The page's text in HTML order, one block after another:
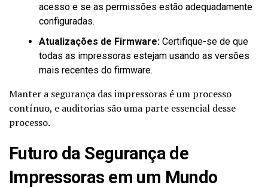
acesso e se as permissões estão adequadamente
configuradas.
Atualizações de Firmware: Certifique-se de que
todas as impressoras estejam usando as versões
mais recentes do firmware.
Manter a segurança das impressoras é um processo
contínuo, e auditorias são uma parte essencial desse
processo.
Futuro da Segurança de
Impressoras em um Mundo